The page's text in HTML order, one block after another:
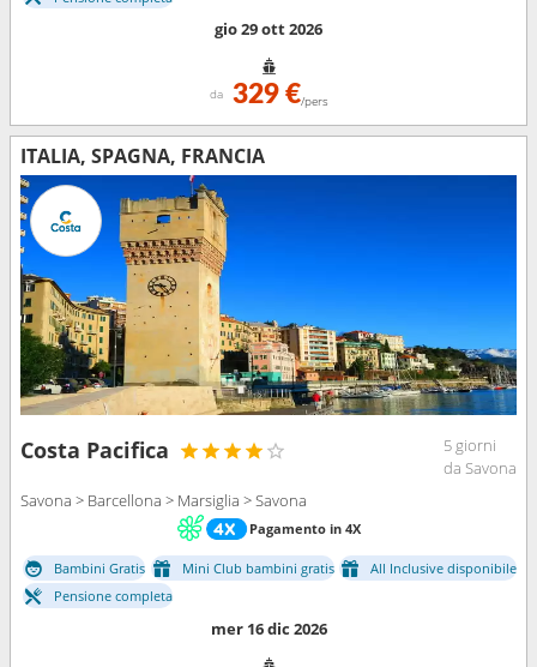
gio 29 ott 2026
da 329 €/pers
ITALIA, SPAGNA, FRANCIA
Costa Pacifica
5 giorni
da Savona
Savona > Barcellona > Marsiglia > Savona
Pagamento in 4X
Bambini Gratis Mini Club bambini gratis
All Inclusive disponibile
Pensione completa
mer 16 dic 2026